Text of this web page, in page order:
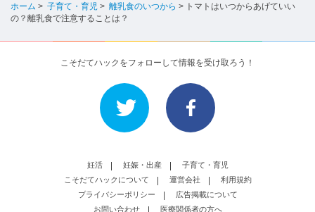
ホーム > 子育て・育児 > 離乳食のいつから > トマトはいつからあげていい
の？離乳食で注意することは？
こそだてハックをフォローして情報を受け取ろう！
妊活 妊娠・出産
子育て・育児
こそだてハックについて
運営会社
利用規約
プライバシーポリシー
広告掲載について
お問い合わせ
医療関係者の方へ